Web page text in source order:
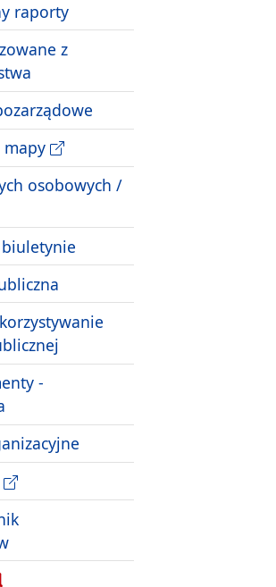
raporty
z
osobowych /
-